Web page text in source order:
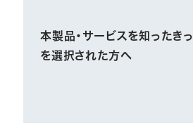
本製品・サービスを知ったきっ
を選択された方へ